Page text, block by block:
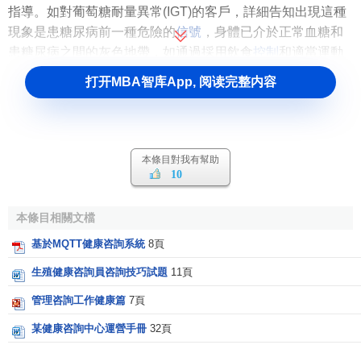
指導。如對葡萄糖耐量異常(IGT)的客戶，詳細告知出現這種
現象是患糖尿病前一種危險的信號 ，身體已介於正常血糖和
患糖尿病之間的灰色地帶，如通過採用飲食
控制 和適當運動
可控制其發展成糖尿病。
狀態的客戶進行跟蹤隨訪，瞭解客戶是否已及時到專科醫院
就診，防止客戶的病情延誤，同時瞭解是否與體檢診斷一
客戶及時進行電話
健康咨詢的發展
1.生物醫學模式轉變使健康咨詢得到發展
現代醫學的發展自20世紀70年代後期逐步從生物—
打开MBA智库App, 阅读完整内容
本條目對我有幫助
10
本條目相關文檔
基於MQTT健康咨詢系統 8頁
生殖健康咨詢員咨詢技巧試題 11頁
管理咨詢工作健康篇 7頁
某健康咨詢中心運營手冊 32頁